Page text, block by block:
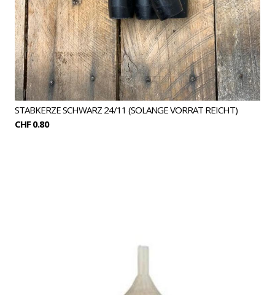
STABKERZE SCHWARZ 24/11 (SOLANGE VORRAT REICHT)
CHF 0.80